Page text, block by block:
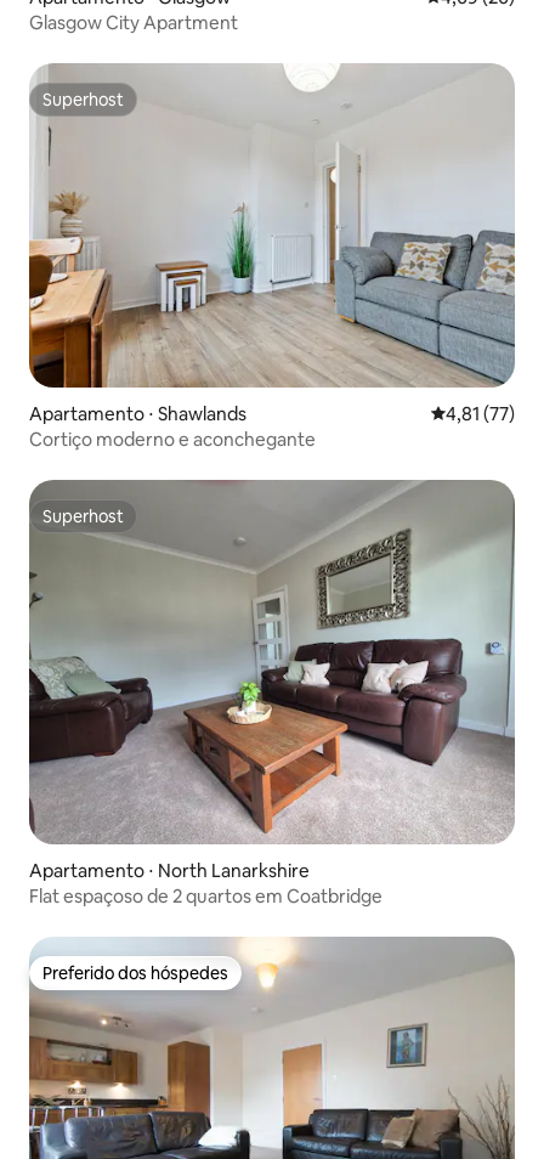
Glasgow City Apartment
Superhost
Superhost
Apartamento ⋅ Shawlands 4,81 de uma
4,81 (77)
Cortiço moderno e aconchegante
Superhost
Superhost
Apartamento ⋅ North Lanarkshire
Flat espaçoso de 2 quartos em Coatbridge
Preferido dos hóspedes
Preferido dos hóspedes